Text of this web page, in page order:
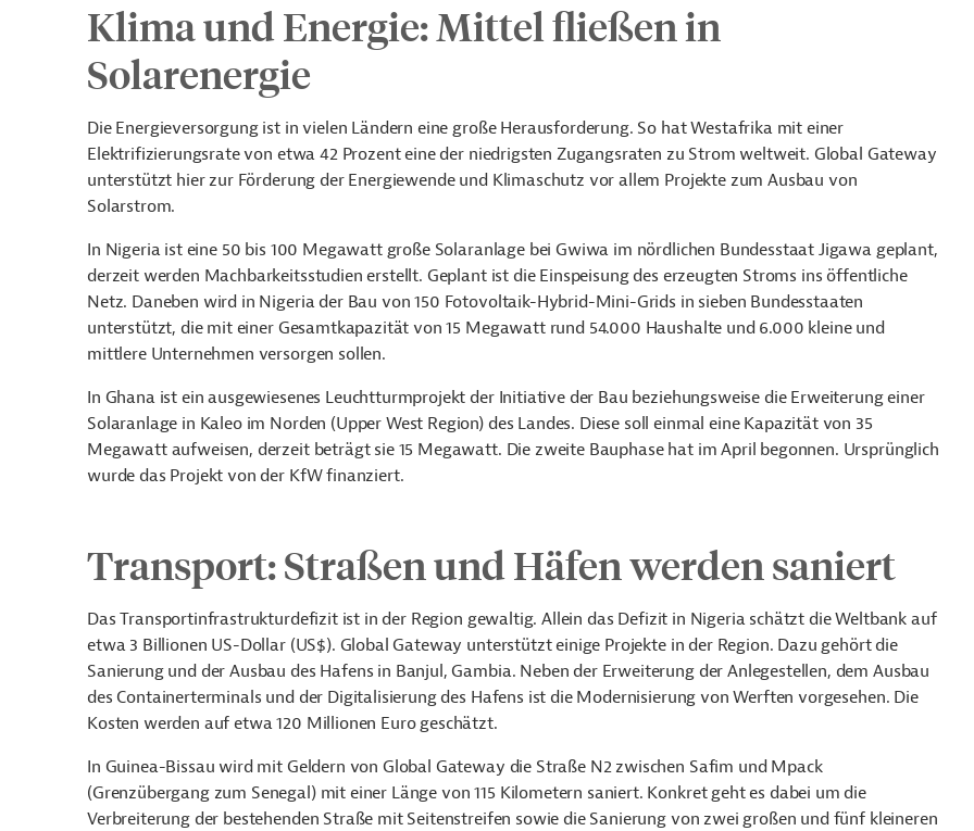
Klima und Energie: Mittel fließen in
Solarenergie
Die Energieversorgung ist in vielen Ländern eine große Herausforderung. So hat Westafrika mit einer
Elektrifizierungsrate von etwa 42 Prozent eine der niedrigsten Zugangsraten zu Strom weltweit. Global Gateway
unterstützt hier zur Förderung der Energiewende und Klimaschutz vor allem Projekte zum Ausbau von
Solarstrom.
In Nigeria ist eine 50 bis 100 Megawatt große Solaranlage bei Gwiwa im nördlichen Bundesstaat Jigawa geplant,
derzeit werden Machbarkeitsstudien erstellt. Geplant ist die Einspeisung des erzeugten Stroms ins öffentliche
Netz. Daneben wird in Nigeria der Bau von 150 Fotovoltaik-Hybrid-Mini-Grids in sieben Bundesstaaten
unterstützt, die mit einer Gesamtkapazität von 15 Megawatt rund 54.000 Haushalte und 6.000 kleine und
mittlere Unternehmen versorgen sollen.
In Ghana ist ein ausgewiesenes Leuchtturmprojekt der Initiative der Bau beziehungsweise die Erweiterung einer
Solaranlage in Kaleo im Norden (Upper West Region) des Landes. Diese soll einmal eine Kapazität von 35
Megawatt aufweisen, derzeit beträgt sie 15 Megawatt. Die zweite Bauphase hat im April begonnen. Ursprünglich
wurde das Projekt von der KfW finanziert.
Transport: Straßen und Häfen werden saniert
Das Transportinfrastrukturdefizit ist in der Region gewaltig. Allein das Defizit in Nigeria schätzt die Weltbank auf
etwa 3 Billionen US-Dollar (US$). Global Gateway unterstützt einige Projekte in der Region. Dazu gehört die
Sanierung und der Ausbau des Hafens in Banjul, Gambia. Neben der Erweiterung der Anlegestellen, dem Ausbau
des Containerterminals und der Digitalisierung des Hafens ist die Modernisierung von Werften vorgesehen. Die
Kosten werden auf etwa 120 Millionen Euro geschätzt.
In Guinea-Bissau wird mit Geldern von Global Gateway die Straße N2 zwischen Safim und Mpack
(Grenzübergang zum Senegal) mit einer Länge von 115 Kilometern saniert. Konkret geht es dabei um die
Verbreiterung der bestehenden Straße mit Seitenstreifen sowie die Sanierung von zwei großen und fünf kleineren